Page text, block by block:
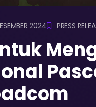
2024 PRESS